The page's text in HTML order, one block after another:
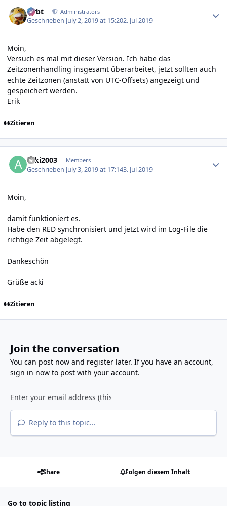
rtrbt Administrators
Geschrieben July 2, 2019 at 15:202. Jul 2019
Moin,
Versuch es mal mit dieser Version. Ich habe das
Zeitzonenhandling insgesamt überarbeitet, jetzt sollten auch
echte Zeitzonen (anstatt von UTC-Offsets) angezeigt und
gespeichert werden.
Erik
Zitieren
acki2003 Members
Geschrieben July 3, 2019 at 17:143. Jul 2019
Moin,
damit funktioniert es.
Habe den RED synchronisiert und jetzt wird im Log-File die
richtige Zeit abgelegt.
Dankeschön
Grüße acki
Zitieren
Join the conversation
You can post now and register later. If you have an account,
sign in nowto post with your account.
Reply to this topic...
Share Folgen diesem Inhalt
Go to topic listing